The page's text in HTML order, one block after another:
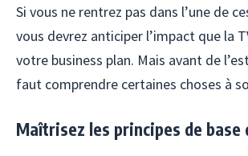
Si vous ne rentrez pas dans l’une de
vous devrez anticiper l’impact que la
votre business plan. Mais avant de
faut comprendre certaines choses à
Maîtrisez les principes de base